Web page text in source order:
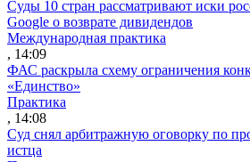
Суды 10 стран рассматривают иски
Google о возврате дивидендов
Международная практика
, 14:09
ФАС раскрыла схему ограничения
«Единство»
Практика
, 14:08
Суд снял арбитражную оговорку по
истца